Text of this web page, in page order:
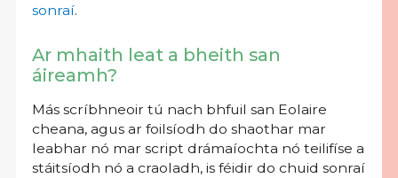
sonraí.
Ar mhaith leat a bheith san
áireamh?
Más scríbhneoir tú nach bhfuil san Eolaire
cheana, agus ar foilsíodh do shaothar mar
leabhar nó mar script drámaíochta nó teilifíse a
stáitsíodh nó a craoladh, is féidir do chuid sonraí